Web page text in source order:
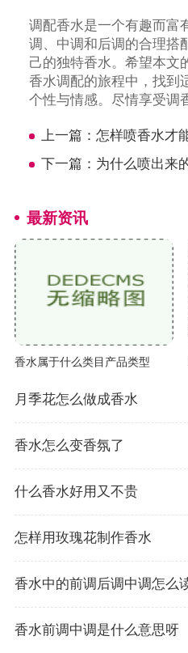
调配香水是一个有趣而富
调、中调和后调的合理搭
己的独特香水。希望本文
香水调配的旅程中，找到
个性与情感。尽情享受调
上一篇： 怎样喷香水才
下一篇： 为什么喷出来
最新资讯
香水属于什么类目产品类型
月季花怎么做成香水
香水怎么变香氛了
什么香水好用又不贵
怎样用玫瑰花制作香水
香水中的前调后调中调怎么
香水前调中调是什么意思呀